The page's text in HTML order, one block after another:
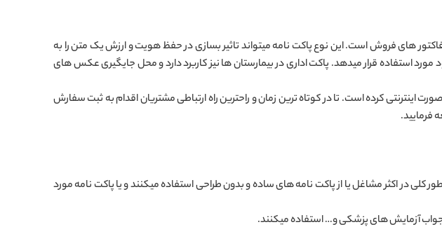
های فروش است. این نوع پاکت نامه میتواند تاثیر بسازی در حفظ هویت و ارزش یک متن را به
مورد استفاده قرار میدهد. پاکت اداری در بیمارستان ها نیز کاربرد دارد و محل جایگیری عکس های
اینترنتی کرده است. تا در کوتاه ترین زمان و راحترین راه ارتباطی مشتریان اقدام به ثبت سفارش
فرمایید.
کلی در اکثر مشاغل یا از پاکت نامه های ساده و بدون طراحی استفاده میکنند و یا پاکت نامه مورد
جواب آزمایش های پزشکی و… استفاده میکنند.